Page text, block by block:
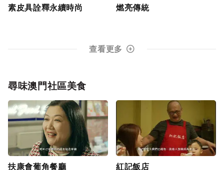
素皮具詮釋永續時尚
燃亮傳統
查看更多
尋味澳門社區美食
扶康會葡角餐廳 紅記飯店